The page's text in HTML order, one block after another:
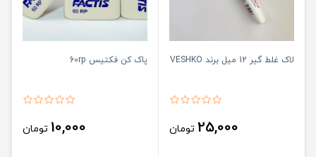
لاک غلط گیر 12 میل برند VESHKO
25,000 تومان
پاک کن فکتیس 60rp
10,000 تومان